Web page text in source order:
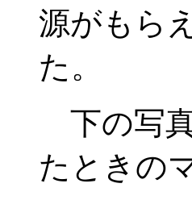
源がもら
た。
下の写
たときの